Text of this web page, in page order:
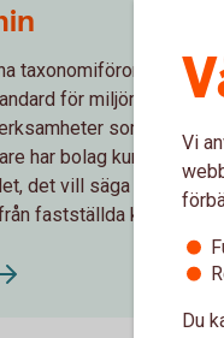
taxonomiförordning –
för miljömässig
som ska
har bolag kunnat säga
det vill säga
fastställda kriterier.
Vi
Du